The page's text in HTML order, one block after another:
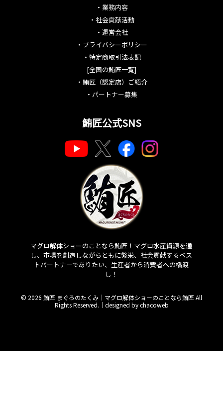
・ 業務内容
・ 社会貢献活動
・ 運営会社
・ プライバシーポリシー
・ 特定商取引法表記
[全国の鮪匠一覧]
・ 鮪匠（認定店）ご紹介
・ パートナー募集
鮪匠公式SNS
マグロ解体ショーのことなら鮪匠！マグロ水産資源を通
し、市場を創造しながらともに繁栄、社会貢献するベス
トパートナーでありたい、生産者から消費者への橋渡
し！
© 2026 鮪匠 まぐろのたくみ｜マグロ解体ショーのことなら鮪匠 All
Rights Reserved.｜ designed by chacoweb